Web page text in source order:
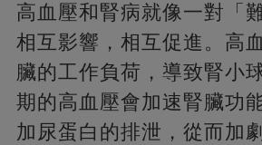
高血壓和腎病就像一對「
相互影響，相互促進。高
臟的工作負荷，導致腎小
期的高血壓會加速腎臟功
加尿蛋白的排泄，從而加